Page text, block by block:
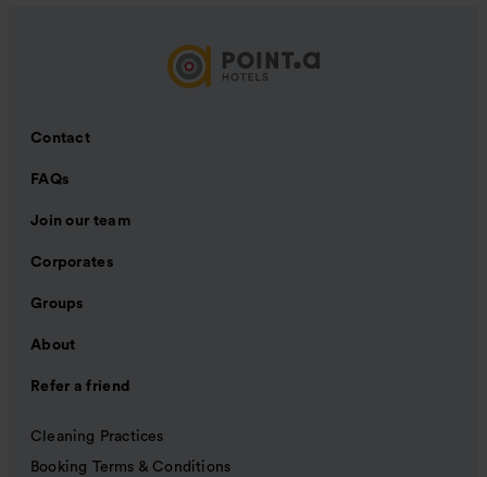
Contact
FAQs
Join our team
Corporates
Groups
About
Refer a friend
Cleaning Practices
Booking Terms & Conditions